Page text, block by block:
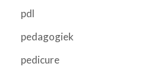
pdl
pedagogiek
pedicure